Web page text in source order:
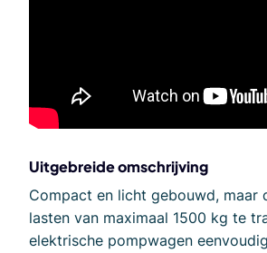
Uitgebreide omschrijving
Compact en licht gebouwd, maar
lasten van maximaal 1500 kg te
elektrische pompwagen